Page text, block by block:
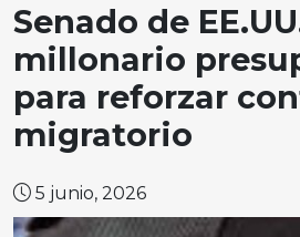
Senado de
millonario
para reforzar
migratorio
5 junio, 2026